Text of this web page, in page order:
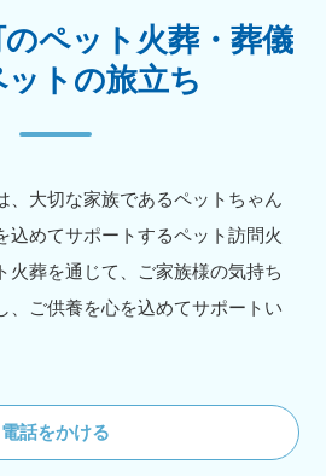
のペット火葬・葬儀
トの旅立ち
、大切な家族であるペットちゃん
込めてサポートするペット訪問火
火葬を通じて、ご家族様の気持ち
、ご供養を心を込めてサポートい
電話をかける